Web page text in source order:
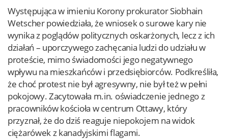
Występująca w imieniu Korony prokurator Siobhain
Wetscher powiedziała, że wniosek o surowe kary nie
wynika z poglądów politycznych oskarżonych, lecz z ich
działań – uporczywego zachęcania ludzi do udziału w
proteście, mimo świadomości jego negatywnego
wpływu na mieszkańców i przedsiębiorców. Podkreśliła,
że choć protest nie był agresywny, nie był też w pełni
pokojowy. Zacytowała m.in. oświadczenie jednego z
pracowników kościoła w centrum Ottawy, który
przyznał, że do dziś reaguje niepokojem na widok
ciężarówek z kanadyjskimi flagami.